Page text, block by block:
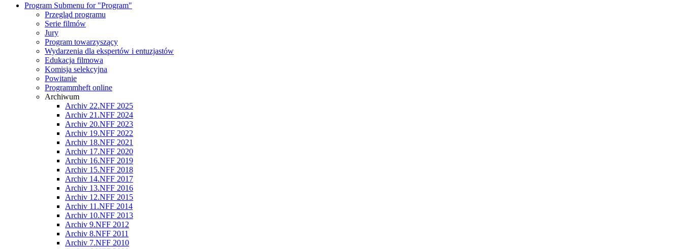
Program Submenu for "Program"
Przegląd programu
Serie filmów
Jury
Program towarzyszący
Wydarzenia dla ekspertów i entuzjastów
Edukacja filmowa
Komisja selekcyjna
Powitanie
Programmheft online
Archiwum
Archiv 22.NFF 2025
Archiv 21.NFF 2024
Archiv 20.NFF 2023
Archiv 19.NFF 2022
Archiv 18.NFF 2021
Archiv 17.NFF 2020
Archiv 16.NFF 2019
Archiv 15.NFF 2018
Archiv 14.NFF 2017
Archiv 13.NFF 2016
Archiv 12.NFF 2015
Archiv 11.NFF 2014
Archiv 10.NFF 2013
Archiv 9.NFF 2012
Archiv 8.NFF 2011
Archiv 7.NFF 2010